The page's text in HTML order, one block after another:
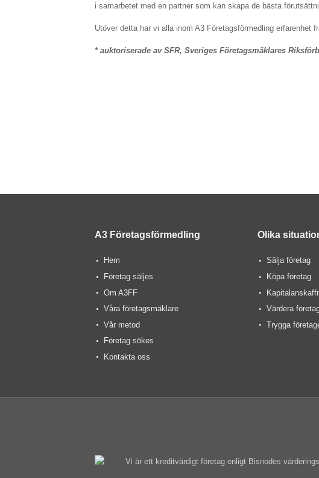
i samarbetet med en partner som kan skapa de bästa
Utöver detta har vi alla inom A3 Företagsförmedling erfarenhet
* auktoriserade av SFR, Sveriges Företagsmäklares
A3 Företagsförmedling
Hem
Företag säljes
Om A3FF
Våra företagsmäklare
Vår metod
Företag sökes
Kontakta oss
Olika
Sälja företag
Köpa företag
Värdera
Trygga